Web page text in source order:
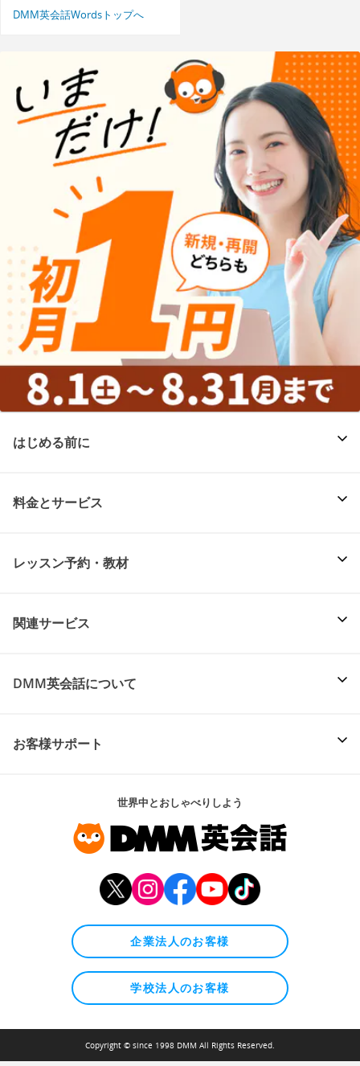
DMM英会話Wordsトップへ
はじめる前に
料金とサービス
レッスン予約・教材
関連サービス
DMM英会話について
お客様サポート
世界中とおしゃべりしよう
企業法人のお客様
学校法人のお客様
Copyright © since 1998 DMM All Rights Reserved.